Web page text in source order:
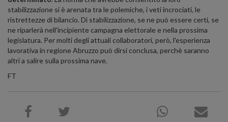
stabilizzazione si è arenata tra le polemiche, i veti incrociati, le
ristrettezze di bilancio. Di stabilizzazione, se ne può essere certi, se
ne riparlerà nell'incipiente campagna elettorale e nella prossima
legislatura. Per molti degli attuali collaboratori, però, l'esperienza
lavorativa in regione Abruzzo può dirsi conclusa, perchè saranno
altri a salire sulla prossima nave.
FT